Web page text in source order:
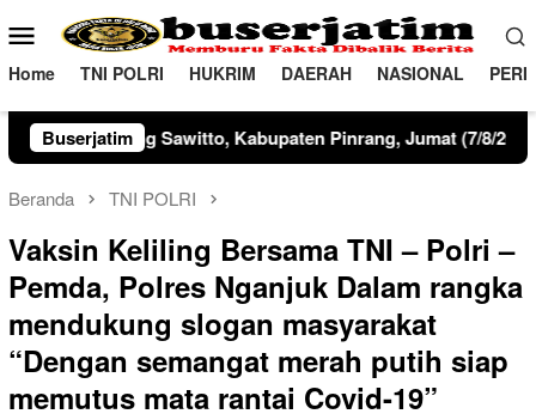
ke
konten
Menu
Mobile
Home TNI POLRI HUKRIM DAERAH NASIONAL
Buserjatim Kapolres Pinrang AKBP
Beranda TNI POLRI
Vaksin Keliling Bersama TNI – Polri –
Pemda, Polres Nganjuk Dalam rangka
mendukung slogan masyarakat
“Dengan semangat merah putih siap
memutus mata rantai Covid-19”